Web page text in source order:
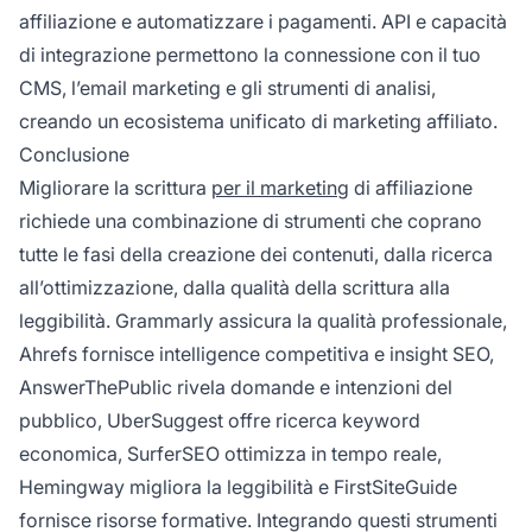
affiliazione e automatizzare i pagamenti. API e capacità
di integrazione permettono la connessione con il tuo
CMS, l’email marketing e gli strumenti di analisi,
creando un ecosistema unificato di marketing affiliato.
Conclusione
Migliorare la scrittura per il marketing di affiliazione
richiede una combinazione di strumenti che coprano
tutte le fasi della creazione dei contenuti, dalla ricerca
all’ottimizzazione, dalla qualità della scrittura alla
leggibilità. Grammarly assicura la qualità professionale,
Ahrefs fornisce intelligence competitiva e insight SEO,
AnswerThePublic rivela domande e intenzioni del
pubblico, UberSuggest offre ricerca keyword
economica, SurferSEO ottimizza in tempo reale,
Hemingway migliora la leggibilità e FirstSiteGuide
fornisce risorse formative. Integrando questi strumenti